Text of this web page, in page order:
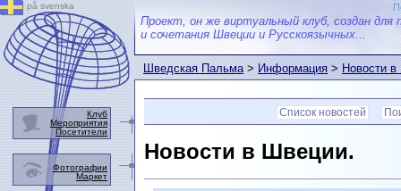
Проект, он же виртуальный клуб, создан для
и сочетания Швеции и Русскоязычных...
Шведская Пальма>Информация>Новости
Список новостей
Новости в Швеции.
på svenska
Клуб
Мероприятия
Посетители
Фотографии
Маркет